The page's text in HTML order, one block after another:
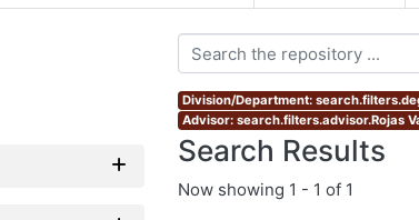
Division/Department:
Advisor: search.filters.advisor.Rojas
Search Results
Now showing 1 - 1 of 1